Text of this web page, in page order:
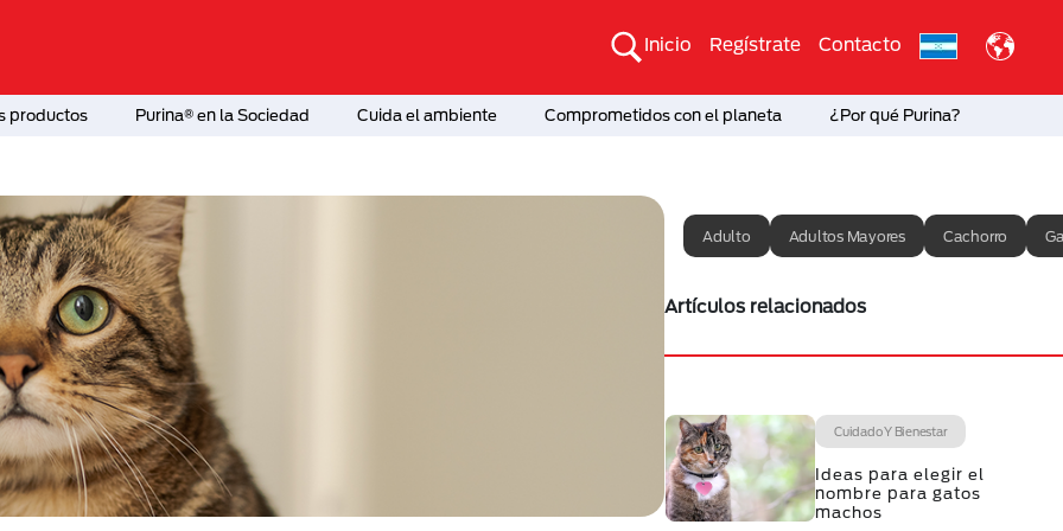
Inicio Regístrate Contacto
productos Purina® en la Sociedad Cuida el ambiente Comprometidos con el planeta ¿Por qué Purina?
Adulto Adultos Mayores Cachorro
Artículos relacionados
Cuidado Y Bienestar
Ideas para elegir el
nombre para gatos
machos